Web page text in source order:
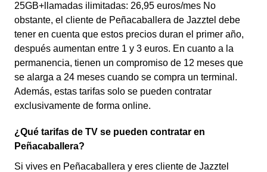
25GB+llamadas ilimitadas: 26,95 euros/mes No
obstante, el cliente de Peñacaballera de Jazztel debe
tener en cuenta que estos precios duran el primer año,
después aumentan entre 1 y 3 euros. En cuanto a la
permanencia, tienen un compromiso de 12 meses que
se alarga a 24 meses cuando se compra un terminal.
Además, estas tarifas solo se pueden contratar
exclusivamente de forma online.
¿Qué tarifas de TV se pueden contratar en
Peñacaballera?
Si vives en Peñacaballera y eres cliente de Jazztel